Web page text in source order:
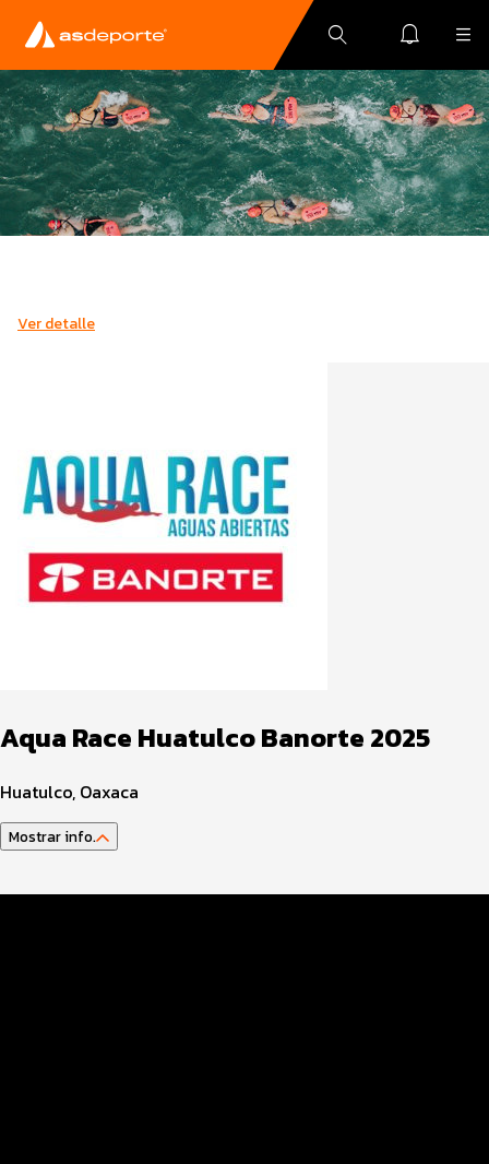
Ver detalle
Aqua Race Huatulco Banorte 2025
Huatulco, Oaxaca
Mostrar info.